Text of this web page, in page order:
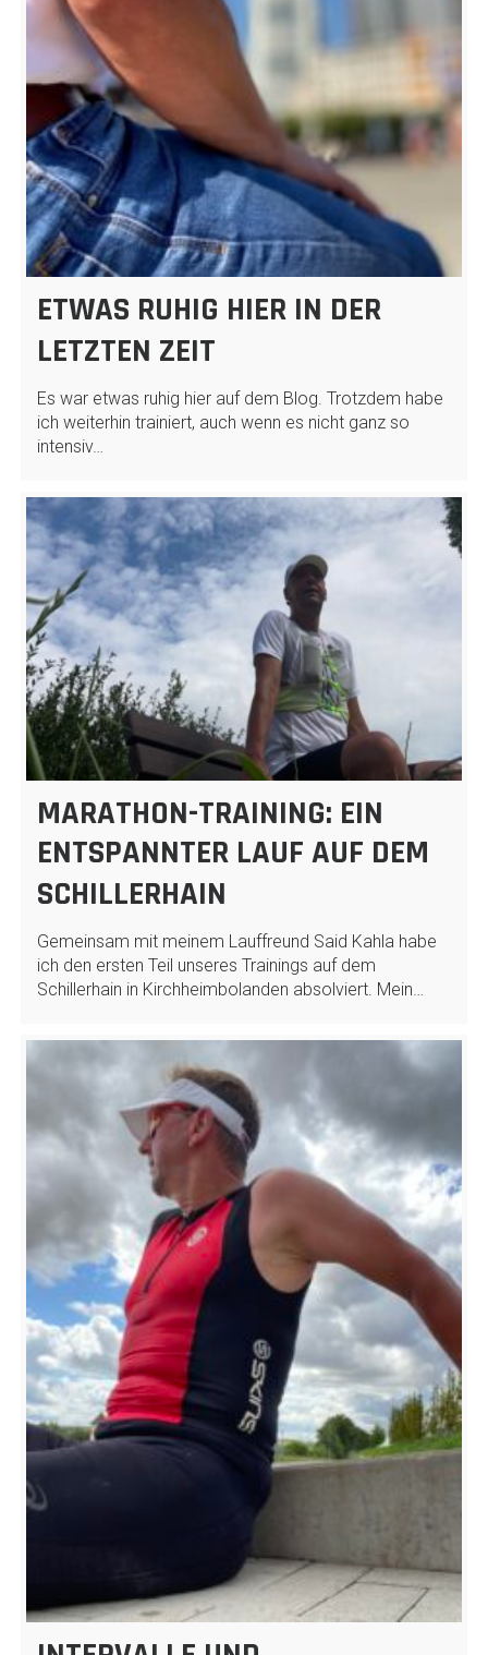
ETWAS RUHIG HIER IN DER
LETZTEN ZEIT
Es war etwas ruhig hier auf dem Blog. Trotzdem habe
ich weiterhin trainiert, auch wenn es nicht ganz so
intensiv…
MARATHON-TRAINING: EIN
ENTSPANNTER LAUF AUF DEM
SCHILLERHAIN
Gemeinsam mit meinem Lauffreund Said Kahla habe
ich den ersten Teil unseres Trainings auf dem
Schillerhain in Kirchheimbolanden absolviert. Mein…